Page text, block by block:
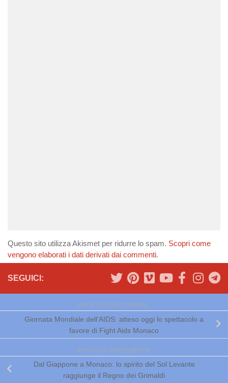
Questo sito utilizza Akismet per ridurre lo spam. Scopri come
vengono elaborati i dati derivati dai commenti.
SEGUICI:
ARTICOLO SUCCESSIVO
Giornata Mondiale dell’AIDS: atteso oggi lo spettacolo a
favore di Fight Aids Monaco
ARTICOLO PRECEDENTE
Dal Giappone a Monaco: lo spirito del Sol Levante
raggiunge il Regno dei Grimaldi